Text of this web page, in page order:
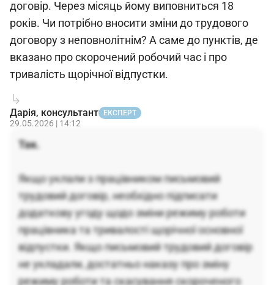
договір. Через місяць йому виповниться 18
років. Чи потрібно вносити зміни до трудового
договору з неповнолітнім? А саме до пунктів, де
вказано про скорочений робочий час і про
тривалість щорічної відпустки.
Дарія, консультант ЕКСПЕРТ
29.05.2026 | 14:12
Так.
Якщо уклали з працівником письмовий
трудовий договір, необхідно підписати
додаткову угоду щодо зміни режиму роботи
працівника та тривалості щорічної основної
відпустки. Якщо письмовий трудовий договір
не укладали, достатньо наказу про зміну
режиму роботи та скасування скороченого